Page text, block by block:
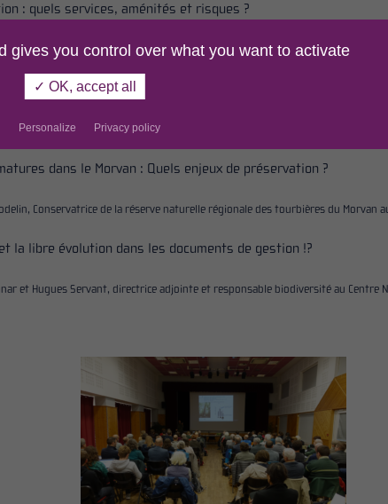
: quels services, aménités et risques ?
de Warnaffe, Expert forestier et gestionnaire de forêts à Arbres et bois
aider dans la mise en place d’une Trame de vieux bois ?
Responsable scientifique et technique du Conservatoire des Espaces
dans le Morvan : Quels enjeux de préservation ?
Conservatrice de la réserve naturelle régional e des tourbières du Morvan
la libre évolution dans les documents de gestion !?
et Hugues Servant, directrice adjointe et responsable biodiversité au Centre
gives you control over what you want to activate
✓ OK, accept all
Personalize Privacy policy